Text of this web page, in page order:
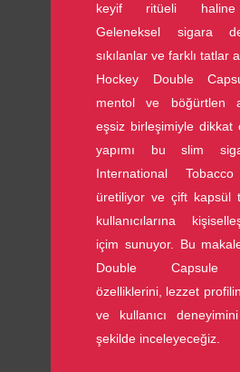
keyif ritüeli haline
Geleneksel sigara
sıkılanlar ve farklı tatlar
Hockey Double
mentol ve böğürtlen
eşsiz birleşimiyle dikkat
yapımı bu slim
International Tobacco
üretiliyor ve çift kapsül
kullanıcılarına
içim sunuyor. Bu
Double Capsule
özelliklerini, lezzet
ve kullanıcı
şekilde inceleyeceğiz.